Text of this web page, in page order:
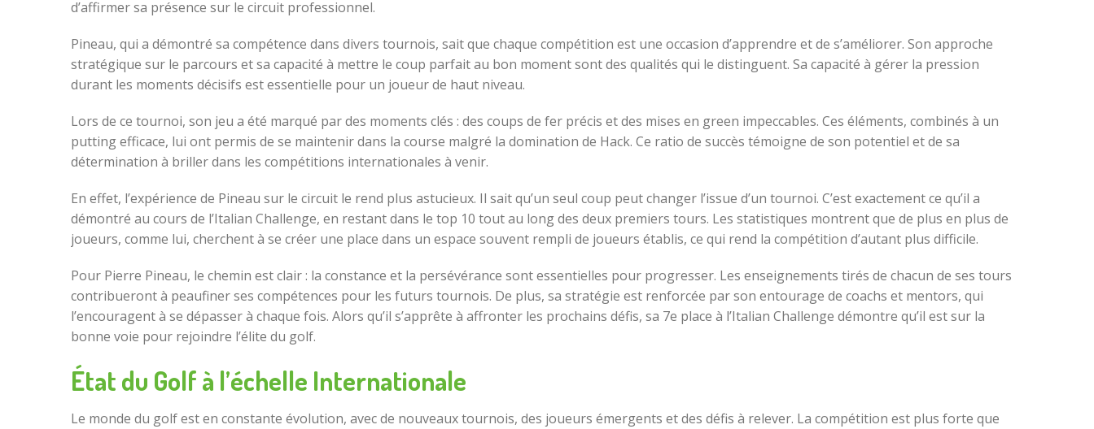
d’affirmer sa présence sur le circuit professionnel.
Pineau, qui a démontré sa compétence dans divers tournois, sait que chaque compétition est une occasion d’apprendre et de s’améliorer. Son approche
stratégique sur le parcours et sa capacité à mettre le coup parfait au bon moment sont des qualités qui le distinguent. Sa capacité à gérer la pression
durant les moments décisifs est essentielle pour un joueur de haut niveau.
Lors de ce tournoi, son jeu a été marqué par des moments clés : des coups de fer précis et des mises en green impeccables. Ces éléments, combinés à un
putting efficace, lui ont permis de se maintenir dans la course malgré la domination de Hack. Ce ratio de succès témoigne de son potentiel et de sa
détermination à briller dans les compétitions internationales à venir.
En effet, l’expérience de Pineau sur le circuit le rend plus astucieux. Il sait qu’un seul coup peut changer l’issue d’un tournoi. C’est exactement ce qu’il a
démontré au cours de l’Italian Challenge, en restant dans le top 10 tout au long des deux premiers tours. Les statistiques montrent que de plus en plus de
joueurs, comme lui, cherchent à se créer une place dans un espace souvent rempli de joueurs établis, ce qui rend la compétition d’autant plus difficile.
Pour Pierre Pineau, le chemin est clair : la constance et la persévérance sont essentielles pour progresser. Les enseignements tirés de chacun de ses tours
contribueront à peaufiner ses compétences pour les futurs tournois. De plus, sa stratégie est renforcée par son entourage de coachs et mentors, qui
l’encouragent à se dépasser à chaque fois. Alors qu’il s’apprête à affronter les prochains défis, sa 7e place à l’Italian Challenge démontre qu’il est sur la
bonne voie pour rejoindre l’élite du golf.
État du Golf à l’échelle Internationale
Le monde du golf est en constante évolution, avec de nouveaux tournois, des joueurs émergents et des défis à relever. La compétition est plus forte que